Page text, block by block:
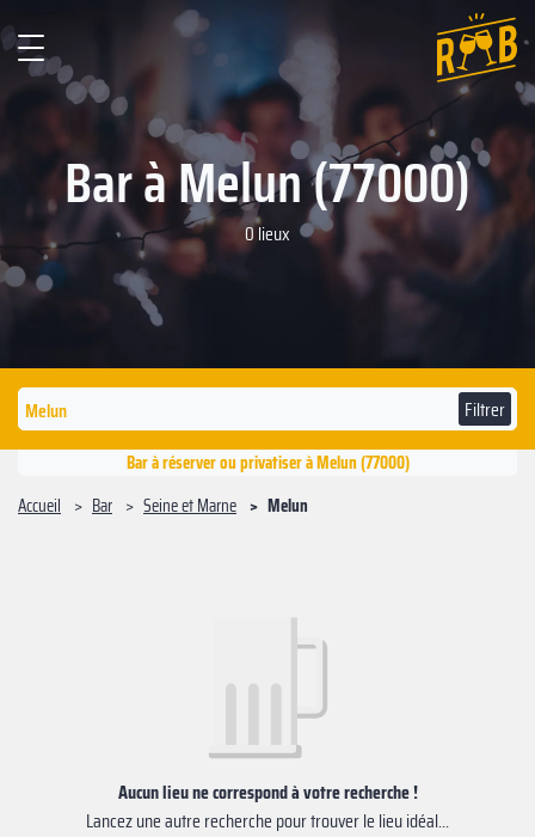
Bar à Melun (77000)
0 lieux
Filtrer
Bar à réserver ou privatiser à Melun (77000)
Accueil
Bar Seine et Marne Melun
Aucun lieu ne correspond à votre recherche !
Lancez une autre recherche pour trouver le lieu idéal...